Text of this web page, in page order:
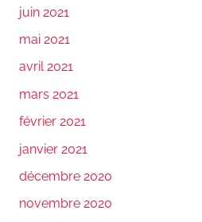
juin 2021
mai 2021
avril 2021
mars 2021
février 2021
janvier 2021
décembre 2020
novembre 2020